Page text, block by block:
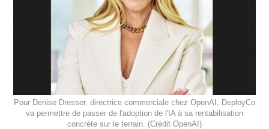
Pour Denise Dresser, directrice commerciale chez OpenAI, DeployCo
va permettre de passer de l'adoption de l'IA à sa rentabilisation
concrète sur le terrain. (Crédit OpenAI)